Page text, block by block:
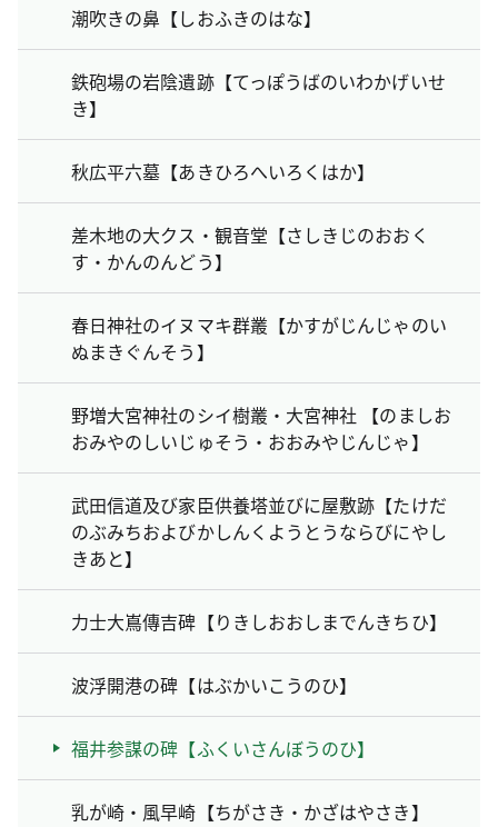
潮吹きの鼻【しおふきのはな】
鉄砲場の岩陰遺跡【てっぽうばのいわかげいせ
き】
秋広平六墓【あきひろへいろくはか】
差木地の大クス・観音堂【さしきじのおおく
す・かんのんどう】
春日神社のイヌマキ群叢【かすがじんじゃのい
ぬまきぐんそう】
野増大宮神社のシイ樹叢・大宮神社 【のましお
おみやのしいじゅそう・おおみやじんじゃ】
武田信道及び家臣供養塔並びに屋敷跡【たけだ
のぶみちおよびかしんくようとうならびにやし
きあと】
力士大嶌傳吉碑【りきしおおしまでんきちひ】
波浮開港の碑【はぶかいこうのひ】
福井参謀の碑【ふくいさんぼうのひ】
乳が崎・風早崎【ちがさき・かざはやさき】